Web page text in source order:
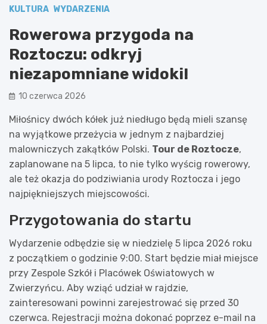
KULTURA WYDARZENIA
Rowerowa przygoda na
Roztoczu: odkryj
niezapomniane widoki!
10 czerwca 2026
Miłośnicy dwóch kółek już niedługo będą mieli szansę
na wyjątkowe przeżycia w jednym z najbardziej
malowniczych zakątków Polski. Tour de Roztocze,
zaplanowane na 5 lipca, to nie tylko wyścig rowerowy,
ale też okazja do podziwiania urody Roztocza i jego
najpiękniejszych miejscowości.
Przygotowania do startu
Wydarzenie odbędzie się w niedzielę 5 lipca 2026 roku
z początkiem o godzinie 9:00. Start będzie miał miejsce
przy Zespole Szkół i Placówek Oświatowych w
Zwierzyńcu. Aby wziąć udział w rajdzie,
zainteresowani powinni zarejestrować się przed 30
czerwca. Rejestracji można dokonać poprzez e-mail na